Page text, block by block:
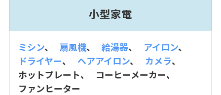
小型家電
ミシン 扇風機 給湯器
アイロン
ドライヤー
ヘアアイロン
カメラ
ホットプレート
コーヒーメーカー
ファンヒーター